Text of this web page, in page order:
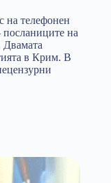
на телефонен
на
Двамата
в Крим. В